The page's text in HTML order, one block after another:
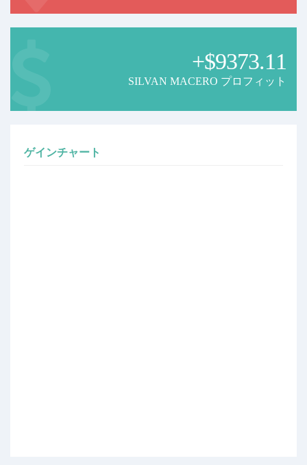
+$9373.11
SILVAN MACERO プロフィット
ゲインチャート